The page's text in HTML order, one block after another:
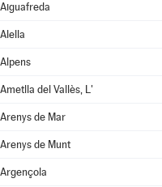
Aiguafreda
Alella
Alpens
Ametlla del Vallès, L'
Arenys de Mar
Arenys de Munt
Argençola